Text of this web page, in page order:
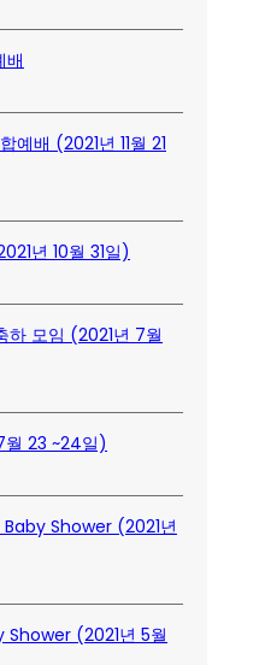
배
예배 (2021년 11월 21
년 10월 31일)
하 모임 (2021년 7월
월 23 ~24일)
Baby Shower (2021년
(2021년 5월